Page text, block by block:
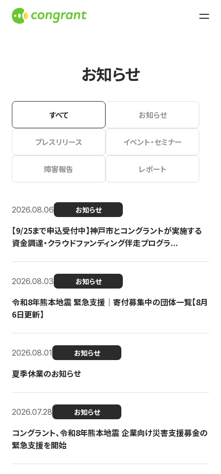
お知らせ
すべて お知らせ
プレスリリース イベント・セミナー
障害報告 レポート
2026.08.06 お知らせ
【9/25まで申込受付中】神戸市とコングラントが実施する
資金調達・クラウドファンディング伴走プログラ...
2026.08.03 お知らせ
令和8年熊本地震 緊急支援｜寄付募集中の団体一覧【8月
6日更新】
2026.08.01 お知らせ
夏季休業のお知らせ
2026.07.28 お知らせ
コングラント、令和8年熊本地震 企業向け災害支援募金の
緊急支援を開始